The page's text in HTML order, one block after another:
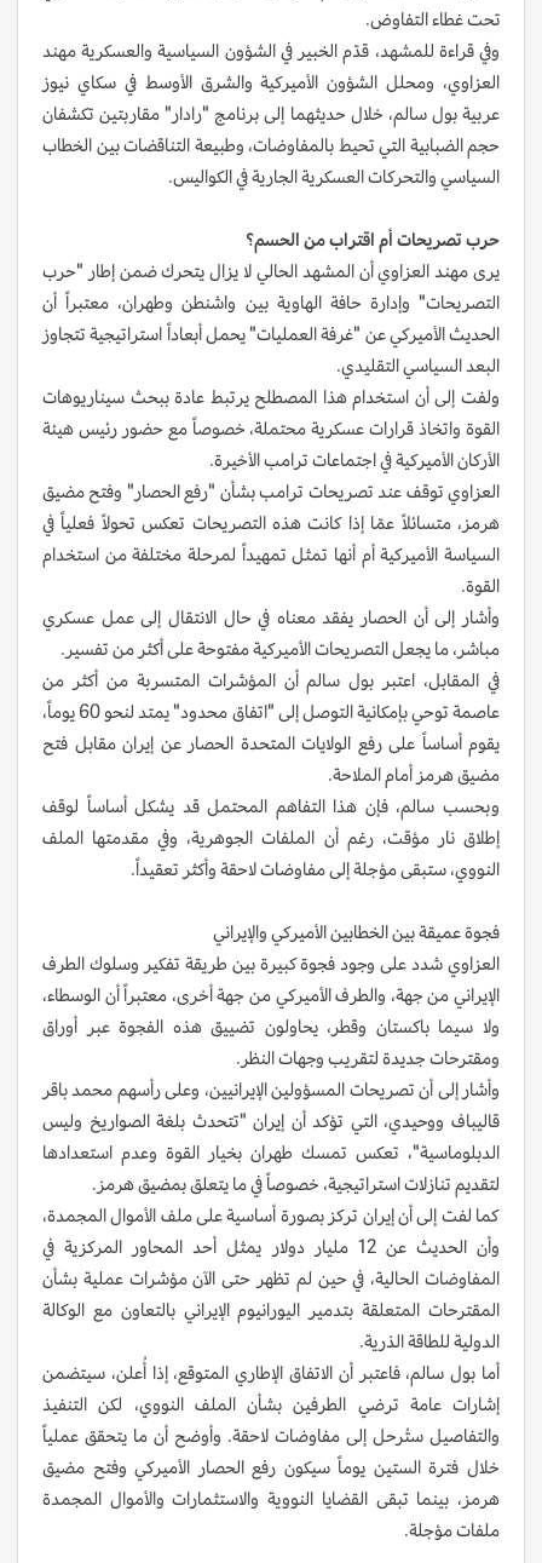
تحت غطاء التفاوض.
وفي قراءة للمشهد، قدّم الخبير في الشؤون السياسية والعسكرية مهند
العزاوي، ومحلل الشؤون الأميركية والشرق الأوسط في سكاي نيوز
عربية بول سالم، خلال حديثهما إلى برنامج "رادار" مقاربتين تكشفان
حجم الضبابية التي تحيط بالمفاوضات، وطبيعة التناقضات بين الخطاب
السياسي والتحركات العسكرية الجارية في الكواليس.
حرب تصريحات أم اقتراب من الحسم؟
يرى مهند العزاوي أن المشهد الحالي لا يزال يتحرك ضمن إطار "حرب
التصريحات" وإدارة حافة الهاوية بين واشنطن وطهران، معتبراً أن
الحديث الأميركي عن "غرفة العمليات" يحمل أبعاداً استراتيجية تتجاوز
البعد السياسي التقليدي.
ولفت إلى أن استخدام هذا المصطلح يرتبط عادة ببحث سيناريوهات
القوة واتخاذ قرارات عسكرية محتملة، خصوصاً مع حضور رئيس هيئة
الأركان الأميركية في اجتماعات ترامب الأخيرة.
العزاوي توقف عند تصريحات ترامب بشأن "رفع الحصار" وفتح مضيق
هرمز، متسائلاً عمّا إذا كانت هذه التصريحات تعكس تحولاً فعلياً في
السياسة الأميركية أم أنها تمثل تمهيداً لمرحلة مختلفة من استخدام
القوة.
وأشار إلى أن الحصار يفقد معناه في حال الانتقال إلى عمل عسكري
مباشر، ما يجعل التصريحات الأميركية مفتوحة على أكثر من تفسير.
في المقابل، اعتبر بول سالم أن المؤشرات المتسربة من أكثر من
عاصمة توحي بإمكانية التوصل إلى "اتفاق محدود" يمتد لنحو 60 يوماً،
يقوم أساساً على رفع الولايات المتحدة الحصار عن إيران مقابل فتح
مضيق هرمز أمام الملاحة.
وبحسب سالم، فإن هذا التفاهم المحتمل قد يشكل أساساً لوقف
إطلاق نار مؤقت، رغم أن الملفات الجوهرية، وفي مقدمتها الملف
النووي، ستبقى مؤجلة إلى مفاوضات لاحقة وأكثر تعقيداً.
فجوة عميقة بين الخطابين الأميركي والإيراني
العزاوي شدد على وجود فجوة كبيرة بين طريقة تفكير وسلوك الطرف
الإيراني من جهة، والطرف الأميركي من جهة أخرى، معتبراً أن الوسطاء،
ولا سيما باكستان وقطر، يحاولون تضييق هذه الفجوة عبر أوراق
ومقترحات جديدة لتقريب وجهات النظر.
وأشار إلى أن تصريحات المسؤولين الإيرانيين، وعلى رأسهم محمد باقر
قاليباف ووحيدي، التي تؤكد أن إيران "تتحدث بلغة الصواريخ وليس
الدبلوماسية"، تعكس تمسك طهران بخيار القوة وعدم استعدادها
لتقديم تنازلات استراتيجية، خصوصاً في ما يتعلق بمضيق هرمز.
كما لفت إلى أن إيران تركز بصورة أساسية على ملف الأموال المجمدة،
وأن الحديث عن 12 مليار دولار يمثل أحد المحاور المركزية في
المفاوضات الحالية، في حين لم تظهر حتى الآن مؤشرات عملية بشأن
المقترحات المتعلقة بتدمير اليورانيوم الإيراني بالتعاون مع الوكالة
الدولية للطاقة الذرية.
أما بول سالم، فاعتبر أن الاتفاق الإطاري المتوقع، إذا أُعلن، سيتضمن
إشارات عامة ترضي الطرفين بشأن الملف النووي، لكن التنفيذ
والتفاصيل ستُرحل إلى مفاوضات لاحقة. وأوضح أن ما يتحقق عملياً
خلال فترة الستين يوماً سيكون رفع الحصار الأميركي وفتح مضيق
هرمز، بينما تبقى القضايا النووية والاستثمارات والأموال المجمدة
ملفات مؤجلة.